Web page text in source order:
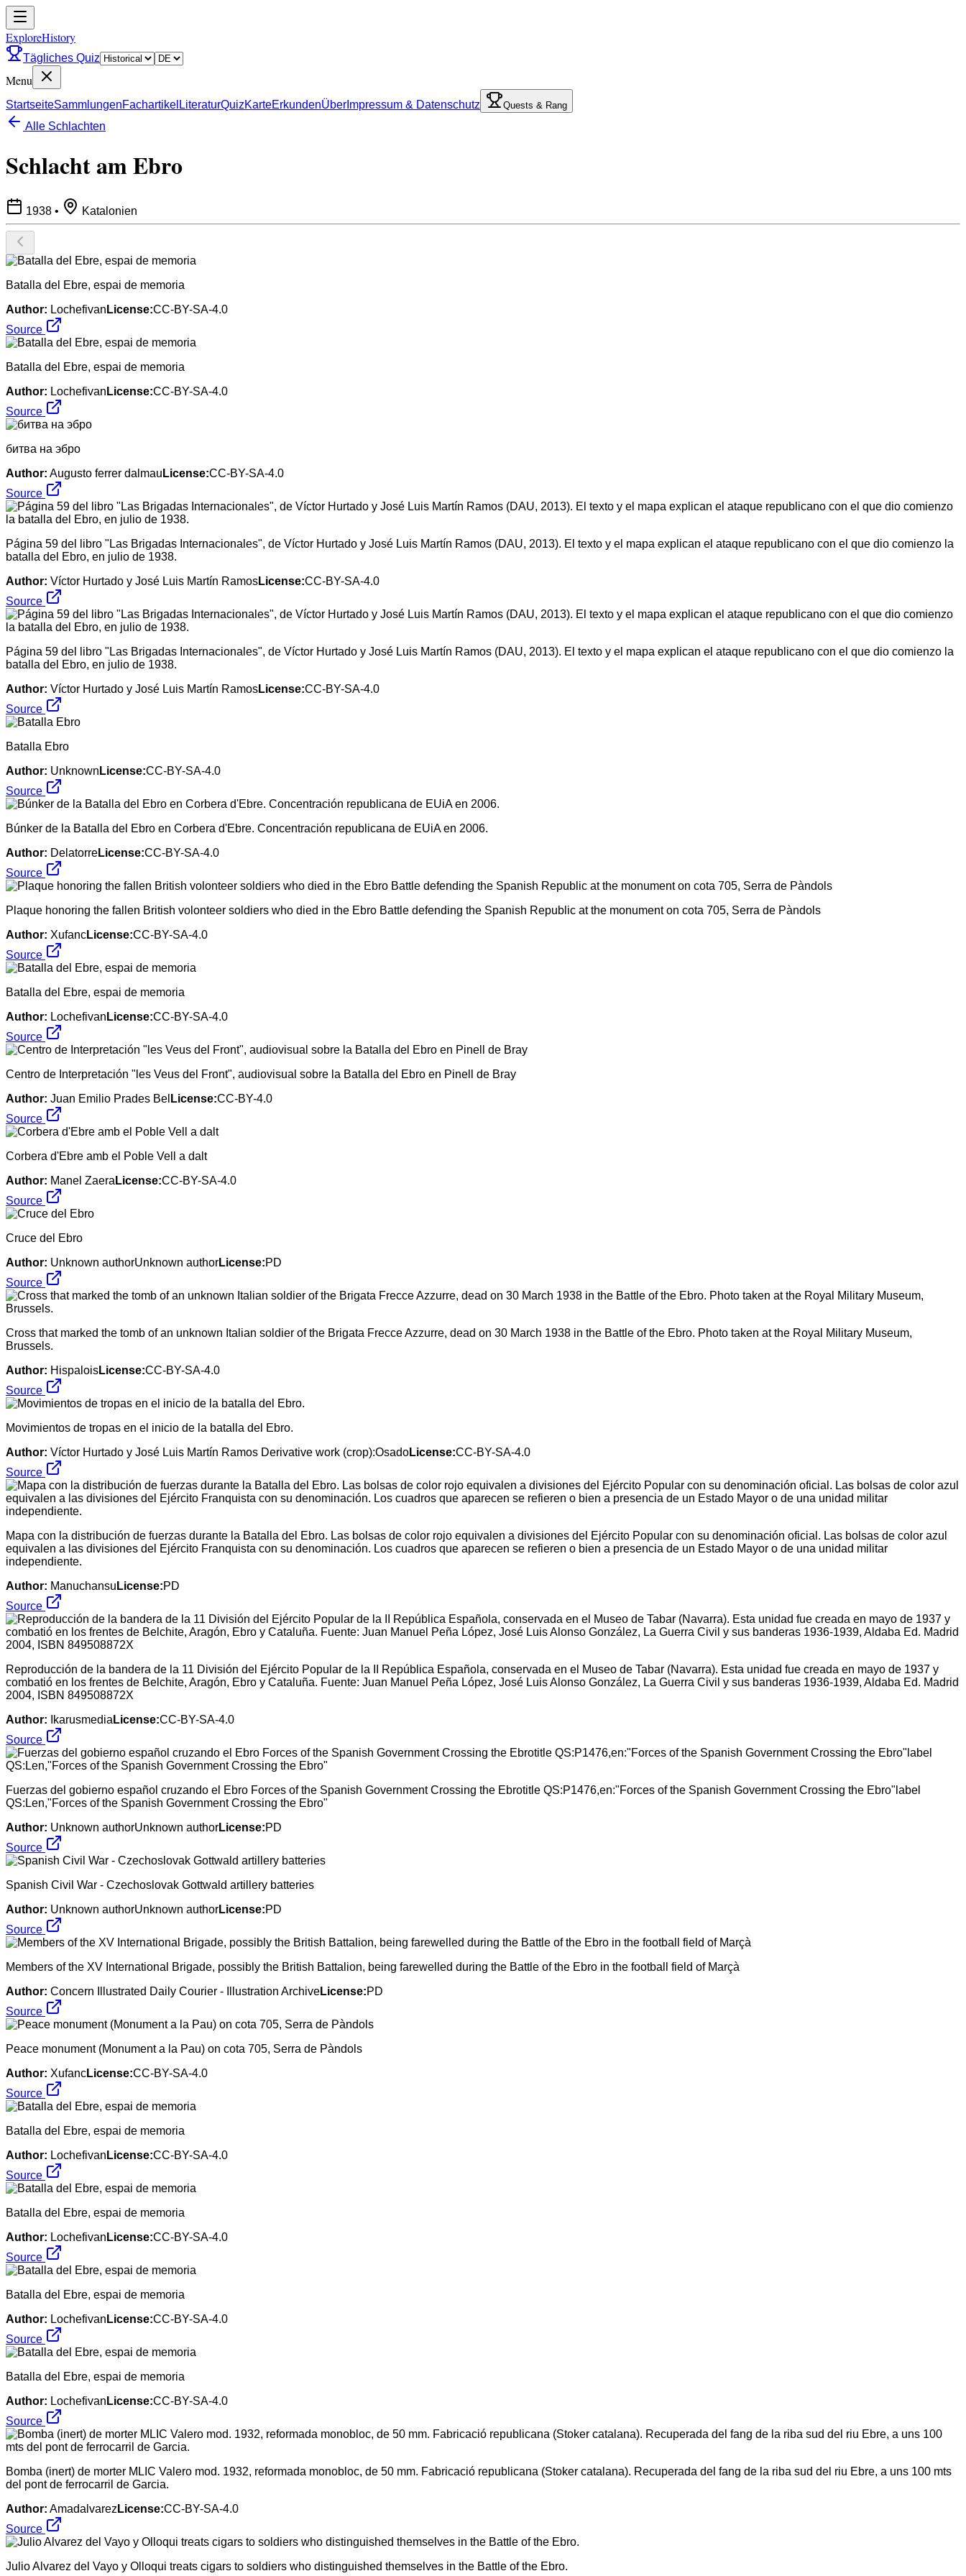
ExploreHistory
Tägliches Quiz
Menu
StartseiteSammlungenFachartikel LiteraturQuizKarteErkundenÜber Impressum & Datenschutz Quests & Rang
Alle Schlachten
Schlacht am Ebro
1938 • Katalonien
Batalla del Ebre, espai de memoria
Author: Lochefivan License:CC-BY-SA-4.0
Source
Batalla del Ebre, espai de memoria
Author: Lochefivan License:CC-BY-SA-4.0
Source
битва на эбро
Author: Augusto ferrer dalmau License:CC-BY-SA-4.0
Source
Página 59 del libro "Las Brigadas Internacionales", de Víctor Hurtado y José Luis Martín Ramos (DAU, 2013). El texto y el mapa explican el ataque republicano con el que dio comienzo la
batalla del Ebro, en julio de 1938.
Author: Víctor Hurtado y José Luis Martín RamosLicense:CC-BY-SA-4.0
Source
Página 59 del libro "Las Brigadas Internacionales", de Víctor Hurtado y José Luis Martín Ramos (DAU, 2013). El texto y el mapa explican el ataque republicano con el que dio comienzo la
batalla del Ebro, en julio de 1938.
Author: Víctor Hurtado y José Luis Martín RamosLicense:CC-BY-SA-4.0
Source
Batalla Ebro
Author: Unknown License:CC-BY-SA-4.0
Source
Búnker de la Batalla del Ebro en Corbera d'Ebre. Concentración republicana de EUiA en 2006.
Author: DelatorreLicense:CC-BY-SA-4.0
Source
Plaque honoring the fallen British volonteer soldiers who died in the Ebro Battle defending the Spanish Republic at the monument on cota 705, Serra de Pàndols
Author: XufancLicense:CC-BY-SA-4.0
Source
Batalla del Ebre, espai de memoria
Author: Lochefivan License:CC-BY-SA-4.0
Source
Centro de Interpretación "les Veus del Front", audiovisual sobre la Batalla del Ebro en Pinell de Bray
Author: Juan Emilio Prades Bel License:CC-BY-4.0
Source
Corbera d'Ebre amb el Poble Vell a dalt
Author: Manel Zaera License:CC-BY-SA-4.0
Source
Cruce del Ebro
Author: Unknown authorUnknown authorLicense:PD
Source
Cross that marked the tomb of an unknown Italian soldier of the Brigata Frecce Azzurre, dead on 30 March 1938 in the Battle of the Ebro. Photo taken at the Royal Military Museum,
Brussels.
Author: HispaloisLicense:CC-BY-SA-4.0
Source
Movimientos de tropas en el inicio de la batalla del Ebro.
Author: Víctor Hurtado y José Luis Martín Ramos Derivative work (crop):OsadoLicense:CC-BY-SA-4.0
Source
Mapa con la distribución de fuerzas durante la Batalla del Ebro. Las bolsas de color rojo equivalen a divisiones del Ejército Popular con su denominación oficial. Las bolsas de color azul
equivalen a las divisiones del Ejército Franquista con su denominación. Los cuadros que aparecen se refieren o bien a presencia de un Estado Mayor o de una unidad militar
independiente.
Author: Manuchansu License:PD
Source
Reproducción de la bandera de la 11 División del Ejército Popular de la II República Española, conservada en el Museo de Tabar (Navarra). Esta unidad fue creada en mayo de 1937 y
combatió en los frentes de Belchite, Aragón, Ebro y Cataluña. Fuente: Juan Manuel Peña López, José Luis Alonso González, La Guerra Civil y sus banderas 1936-1939, Aldaba Ed. Madrid
2004, ISBN 849508872X
Author:
Ikarusmedia License:CC-BY-SA-4.0
Source
Fuerzas del gobierno español cruzando el Ebro Forces of the Spanish Government Crossing the Ebrotitle QS:P1476,en:"Forces of the Spanish Government Crossing the Ebro"label
QS:Len,"Forces of the Spanish Government Crossing the Ebro"
Author: Unknown authorUnknown authorLicense:PD
Source
Spanish Civil War - Czechoslovak Gottwald artillery batteries
Author: Unknown authorUnknown authorLicense:PD
Source
Members of the XV International Brigade, possibly the British Battalion, being farewelled during the Battle of the Ebro in the football field of Marçà
Author: Concern Illustrated Daily Courier - Illustration ArchiveLicense:PD
Source
Peace monument (Monument a la Pau) on cota 705, Serra de Pàndols
Author: XufancLicense:CC-BY-SA-4.0
Source
Batalla del Ebre, espai de memoria
Author: Lochefivan License:CC-BY-SA-4.0
Source
Batalla del Ebre, espai de memoria
Author: Lochefivan License:CC-BY-SA-4.0
Source
Batalla del Ebre, espai de memoria
Author: Lochefivan License:CC-BY-SA-4.0
Source
Batalla del Ebre, espai de memoria
Author: Lochefivan License:CC-BY-SA-4.0
Source
Bomba (inert) de morter MLIC Valero mod. 1932, reformada monobloc, de 50 mm. Fabricació republicana (Stoker catalana). Recuperada del fang de la riba sud del riu Ebre, a uns 100 mts
del pont de ferrocarril de Garcia.
Author: Amadalvarez License:CC-BY-SA-4.0
Source
Julio Alvarez del Vayo y Olloqui treats cigars to soldiers who distinguished themselves in the Battle of the Ebro.